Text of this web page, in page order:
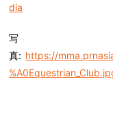
dia
写
真: https://